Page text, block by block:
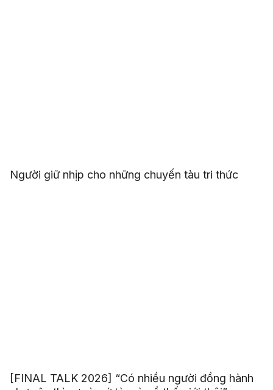
Người giữ nhịp cho những chuyến tàu tri thức
[FINAL TALK 2026] “Có nhiều người đồng hành